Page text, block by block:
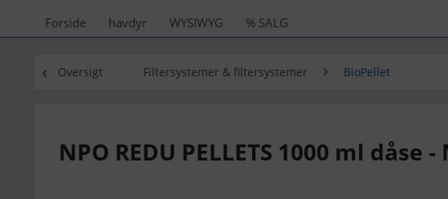
Forside havdyr WYSIWYG % SALG
Oversigt Filtersystemer & filtersystemer BioPellet
NPO REDU PELLETS 1000 ml dåse